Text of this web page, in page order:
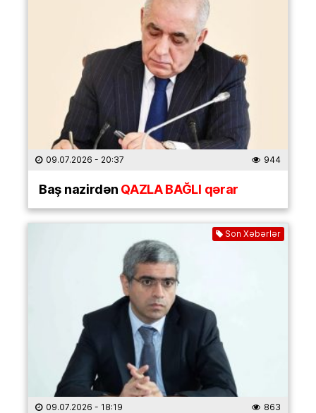
09.07.2026 - 20:37 944
Baş nazirdənQAZLA BAĞLI qərar
Son Xəbərlər
09.07.2026 - 18:19 863